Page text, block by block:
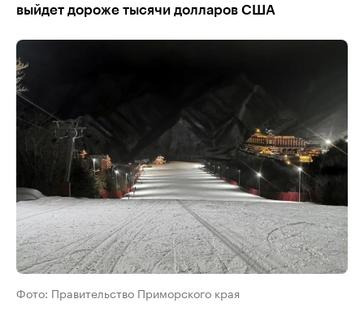
выйдет дороже тысячи долларов США
Фото: Правительство Приморского края